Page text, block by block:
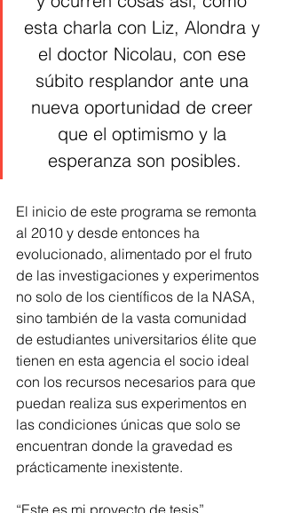
esta charla con Liz, Alondra y
el doctor Nicolau, con ese
súbito resplandor ante una
nueva oportunidad de creer
que el optimismo y la
esperanza son posibles.
El inicio de este programa se remonta
al 2010 y desde entonces ha
evolucionado, alimentado por el fruto
de las investigaciones y experimentos
no solo de los científicos de la NASA,
sino también de la vasta comunidad
de estudiantes universitarios élite que
tienen en esta agencia el socio ideal
con los recursos necesarios para que
puedan realiza sus experimentos en
las condiciones únicas que solo se
encuentran donde la gravedad es
prácticamente inexistente.
“Este es mi proyecto de tesis”,